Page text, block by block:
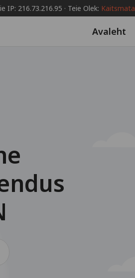
IP: 216.73.216.95 · Teie Olek: Kaitsmata
Avaleht